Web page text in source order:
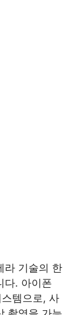
라 기술의 한
다. 아이폰
템으로, 사